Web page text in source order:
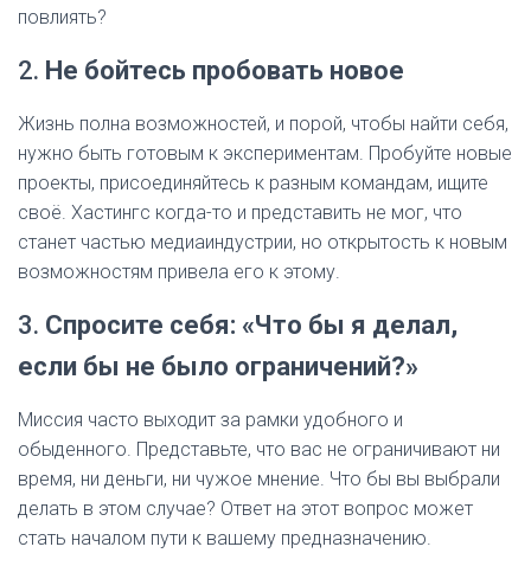
повлиять?
2. Не бойтесь пробовать новое
Жизнь полна возможностей, и порой, чтобы найти себя,
нужно быть готовым к экспериментам. Пробуйте новые
проекты, присоединяйтесь к разным командам, ищите
своё. Хастингс когда-то и представить не мог, что
станет частью медиаиндустрии, но открытость к новым
возможностям привела его к этому.
3. Спросите себя: «Что бы я делал,
если бы не было ограничений?»
Миссия часто выходит за рамки удобного и
обыденного. Представьте, что вас не ограничивают ни
время, ни деньги, ни чужое мнение. Что бы вы выбрали
делать в этом случае? Ответ на этот вопрос может
стать началом пути к вашему предназначению.